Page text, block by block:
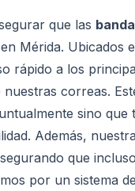
que las
Mérida. Ubicados
rápido a los
correas.
sino que
Además,
que
por un sistema